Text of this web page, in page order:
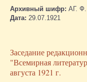
Архивный шифр: АГ.
Дата: 29.07.1921
Заседание
"Всемирная
августа 1921 г.